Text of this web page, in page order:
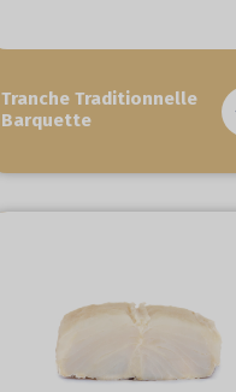
Tranche Traditionnelle
Barquette